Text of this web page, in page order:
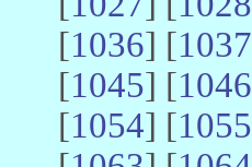
[1036] [1037
[1045] [1046
[1054] [1055